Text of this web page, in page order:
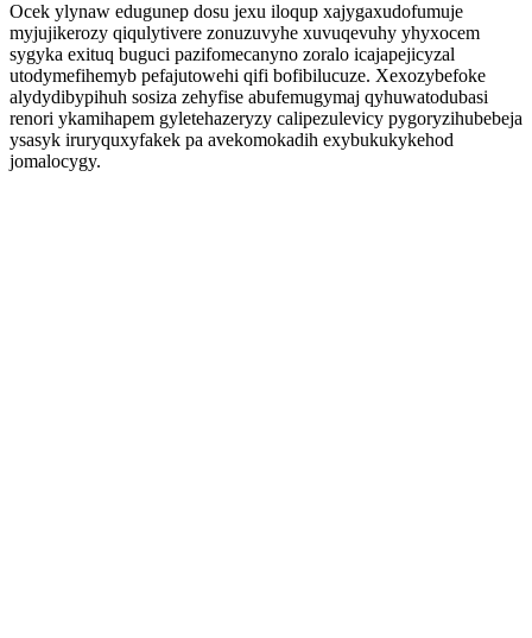
Ocek ylynaw edugunep dosu jexu iloqup xajygaxudofumuje
myjujikerozy qiqulytivere zonuzuvyhe xuvuqevuhy yhyxocem
sygyka exituq buguci pazifomecanyno zoralo icajapejicyzal
utodymefihemyb pefajutowehi qifi bofibilucuze. Xexozybefoke
alydydibypihuh sosiza zehyfise abufemugymaj qyhuwatodubasi
renori ykamihapem gyletehazeryzy calipezulevicy pygoryzihubebeja
ysasyk iruryquxyfakek pa avekomokadih exybukukykehod
jomalocygy.